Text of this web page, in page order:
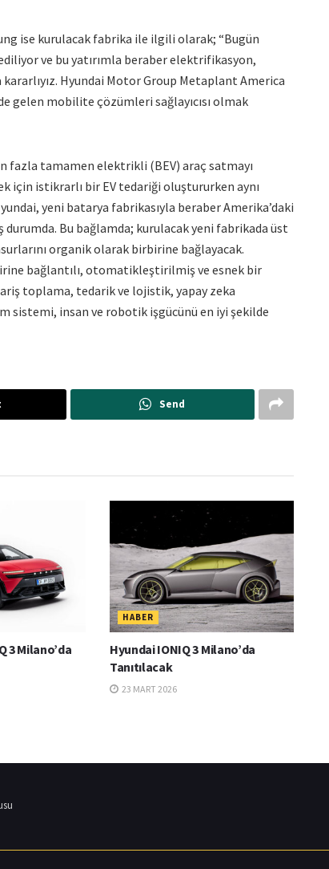
ise kurulacak fabrika ile ilgili olarak; “Bugün
ve bu yatırımla beraber elektrifikasyon,
Hyundai Motor Group Metaplant America
gelen mobilite çözümleri sağlayıcısı olmak
fazla tamamen elektrikli (BEV) araç satmayı
için istikrarlı bir EV tedariği oluştururken aynı
yeni batarya fabrikasıyla beraber Amerika’daki
durumda. Bu bağlamda; kurulacak yeni fabrikada üst
organik olarak birbirine bağlayacak.
bağlantılı, otomatikleştirilmiş ve esnek bir
toplama, tedarik ve lojistik, yapay zeka
insan ve robotik işgücünü en iyi şekilde
Send
3 Milano’da
HABER
Hyundai IONIQ 3 Milano’da
Tanıtılacak
23 MART 2026